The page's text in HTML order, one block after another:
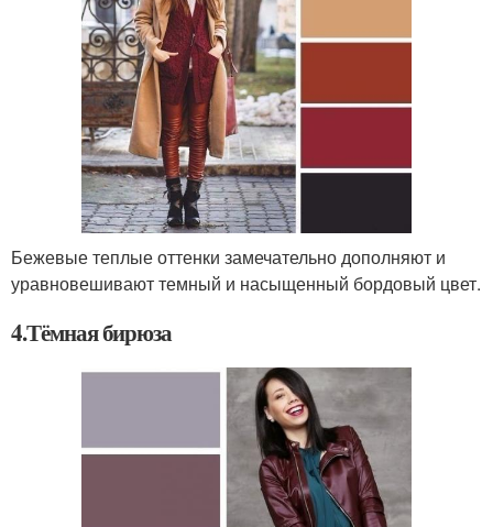
Бежевые теплые оттенки замечательно дополняют и
уравновешивают темный и насыщенный бордовый цвет.
4.Тёмная бирюза